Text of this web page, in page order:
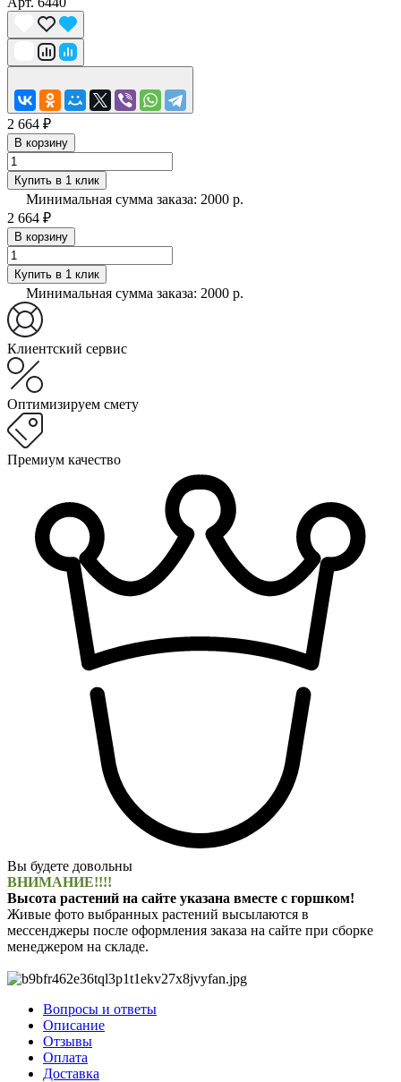
2 664 ₽
В корзину
Купить в 1 клик
Минимальная сумма заказа: 2000 р.
2 664 ₽
В корзину
Купить в 1 клик
Минимальная сумма заказа: 2000 р.
Клиентский сервис
Оптимизируем смету
Премиум качество
Вы будете довольны
ВНИМАНИЕ!!!!
Высота растений на сайте указана вместе с горшком!
Живые фото выбранных растений высылаются в
мессенджеры после оформления заказа на сайте при сборке
менеджером на складе.
Вопросы и ответы
Описание
Отзывы
Оплата
Доставка